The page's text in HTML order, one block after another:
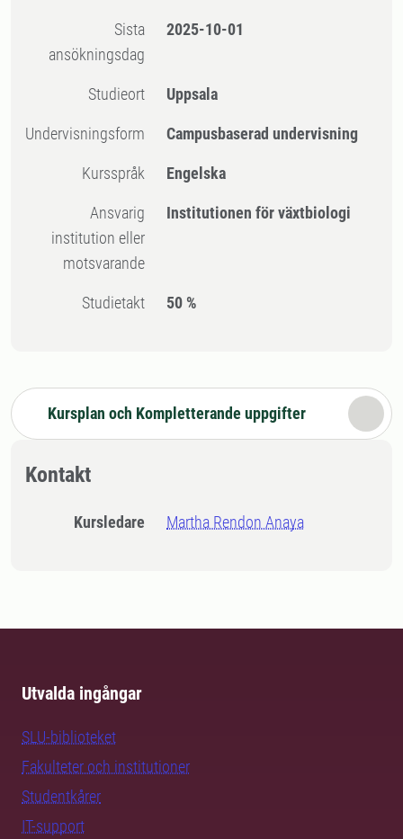
Sista
ansökningsdag
2025-10-01
Studieort Uppsala
Undervisningsform Campusbaserad undervisning
Kursspråk Engelska
Ansvarig
institution eller
motsvarande
Institutionen för växtbiologi
Studietakt 50 %
Kursplan och Kompletterande uppgifter
Kontakt
Kursledare Martha Rendon Anaya
Utvalda ingångar
SLU-biblioteket
Fakulteter och institutioner
Studentkårer
IT-support